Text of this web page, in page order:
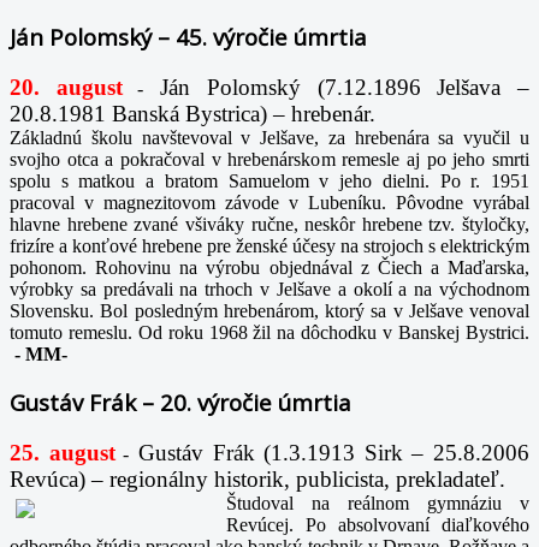
Ján Polomský – 45. výročie úmrtia
20. august-
Ján Polomský (7.12.1896 Jelšava –
20.8.1981 Banská Bystrica) – hrebenár.
Základnú školu navštevoval v Jelšave, za hrebenára sa vyučil u
svojho otca a pokračoval v hrebenárskom remesle aj po jeho smrti
spolu s matkou a bratom Samuelom v jeho dielni. Po r. 1951
pracoval v magnezitovom závode v Lubeníku. Pôvodne vyrábal
hlavne hrebene zvané všiváky ručne, neskôr hrebene tzv. štyločky,
frizíre a konťové hrebene pre ženské účesy na strojoch s elektrickým
pohonom. Rohovinu na výrobu objednával z Čiech a Maďarska,
výrobky sa predávali na trhoch v Jelšave a okolí a na východnom
Slovensku. Bol posledným hrebenárom, ktorý sa v Jelšave venoval
tomuto remeslu. Od roku 1968 žil na dôchodku v Banskej Bystrici.
- MM-
Gustáv Frák – 20. výročie úmrtia
25. august- Gustáv Frák (1.3.1913 Sirk – 25.8.2006
Revúca) – regionálny historik, publicista, prekladateľ.
Študoval na reálnom gymnáziu v
Revúcej. Po absolvovaní diaľkového